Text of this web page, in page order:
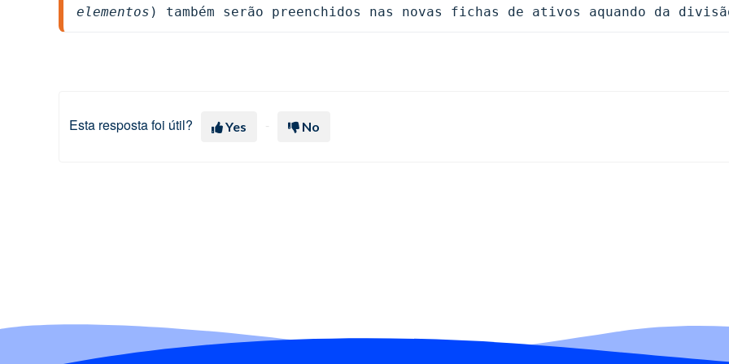
elementos ) também serão preenchidos nas novas fichas de ativos aquando da
Esta resposta foi útil? Yes No